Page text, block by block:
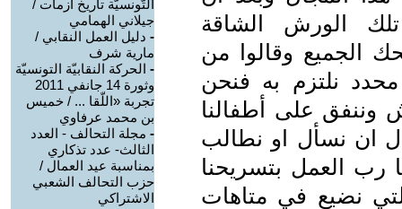
الورش الشاقة
الجميع وقالوا من
نلتزم به فنحن
وننفق على أطفالنا
ان نسأل او نطالب
رب العمل بتسريحنا
نضيع في متاهات
التّونسيّة تاريخ أزمات /
جيلاني الهمامي
- دليل العمل النقابي /
مارية شرف
- الحركة النقابيّة التونسيّة
وثورة 14 جانفي 2011
تجربة «اللّقا ... / خميس
بن محمد عرفاوي
- مجلة التحالف - العدد
الثالث- عدد تذكاري
بمناسبة عيد العمال /
حزب التحالف الشعبي
الاشتراكي